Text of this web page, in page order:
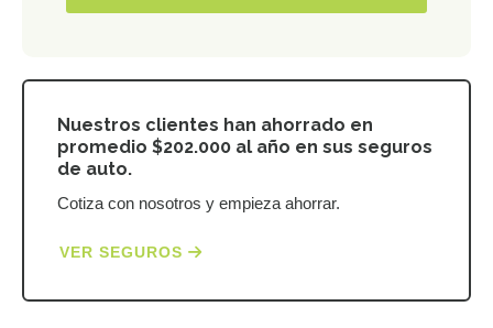
Nuestros clientes han ahorrado en
promedio $202.000 al año en sus seguros
de auto.
Cotiza con nosotros y empieza ahorrar.
VER SEGUROS